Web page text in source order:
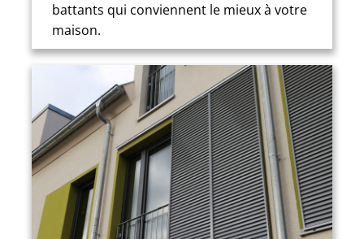
battants qui conviennent le mieux à votre
maison.